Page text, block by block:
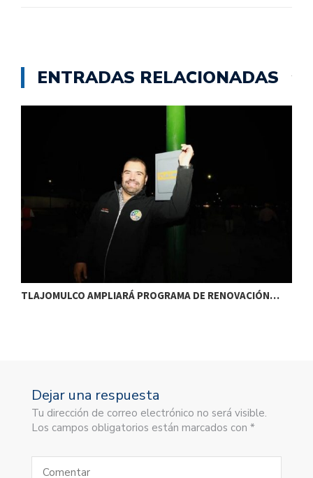
ENTRADAS RELACIONADAS
TLAJOMULCO AMPLIARÁ PROGRAMA DE RENOVACIÓN…
Dejar una respuesta
Tu dirección de correo electrónico no será visible.
Los campos obligatorios están marcados con *